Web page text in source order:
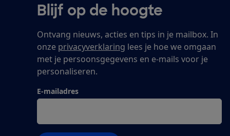
Blijf op de hoogte
Ontvang nieuws, acties en tips in je mailbox. In
onze privacyverklaring lees je hoe we omgaan
met je persoonsgegevens en e-mails voor je
personaliseren.
E-mailadres